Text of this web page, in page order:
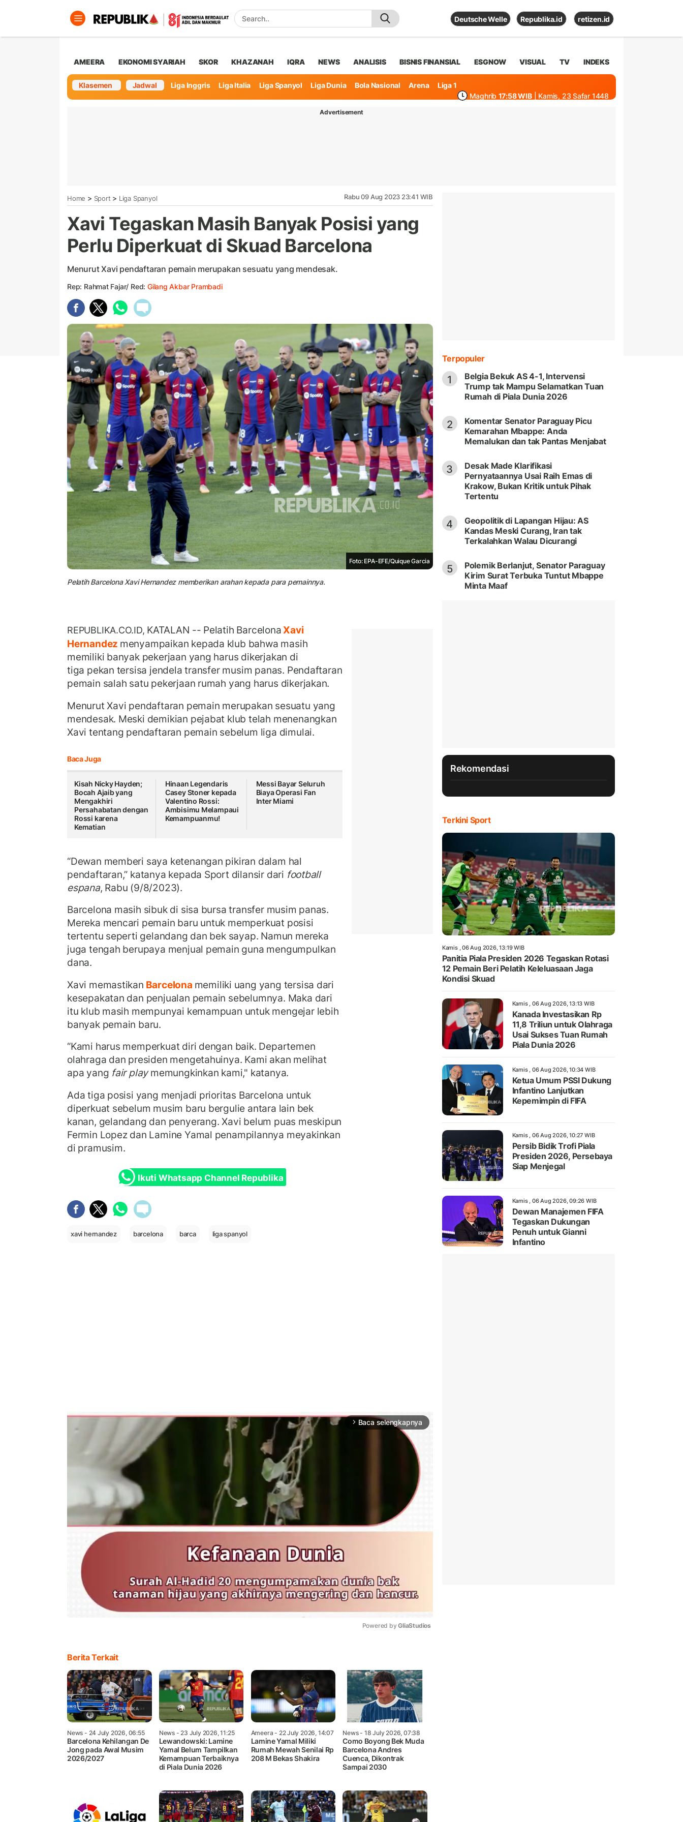
Deutsche Welle Republika.id retizen.id
AMEERA EKONOMI SYARIAH SKOR KHAZANAH IQRA NEWS ANALISIS BISNIS FINANSIAL ESGNOW VISUAL TV INDEKS
Klasemen Jadwal Liga Inggris Liga Italia Liga Spanyol Liga Dunia Bola Nasional Arena
Liga 1
Maghrib 17:58 WIB | Kamis, 23 Safar 1448
Advertisement
Home > Sport > Liga Spanyol Rabu 09 Aug 2023 23:41 WIB
Xavi Tegaskan Masih Banyak Posisi yang
Perlu Diperkuat di Skuad Barcelona
Menurut Xavi pendaftaran pemain merupakan sesuatu yang mendesak.
Rep: Rahmat Fajar/ Red: Gilang Akbar Prambadi
Foto: EPA-EFE/Quique Garcia
Pelatih Barcelona Xavi Hernandez memberikan arahan kepada para pemainnya.
REPUBLIKA.CO.ID, KATALAN -- Pelatih BarcelonaXavi
Hernandez menyampaikan kepada klub bahwa masih
memiliki banyak pekerjaan yang harus dikerjakan di
tiga pekan tersisa jendela transfer musim panas. Pendaftaran
pemain salah satu pekerjaan rumah yang harus dikerjakan.
Menurut Xavi pendaftaran pemain merupakan sesuatu yang
mendesak. Meski demikian pejabat klub telah menenangkan
Xavi tentang pendaftaran pemain sebelum liga dimulai.
Baca Juga
Kisah Nicky Hayden;
Bocah Ajaib yang
Mengakhiri
Persahabatan dengan
Rossi karena
Kematian
Hinaan Legendaris
Casey Stoner kepada
Valentino Rossi:
Ambisimu Melampaui
Kemampuanmu!
Messi Bayar Seluruh
Biaya Operasi Fan
Inter Miami
“Dewan memberi saya ketenangan pikiran dalam hal
pendaftaran,” katanya kepada Sport dilansir dari football
espana, Rabu (9/8/2023).
Barcelona masih sibuk di sisa bursa transfer musim panas.
Mereka mencari pemain baru untuk memperkuat posisi
tertentu seperti gelandang dan bek sayap. Namun mereka
juga tengah berupaya menjual pemain guna mengumpulkan
dana.
Xavi memastikan Barcelona memiliki uang yang tersisa dari
kesepakatan dan penjualan pemain sebelumnya. Maka dari
itu klub masih mempunyai kemampuan untuk mengejar lebih
banyak pemain baru.
“Kami harus memperkuat diri dengan baik. Departemen
olahraga dan presiden mengetahuinya. Kami akan melihat
apa yang fair playmemungkinkan kami," katanya.
Ada tiga posisi yang menjadi prioritas Barcelona untuk
diperkuat sebelum musim baru bergulie antara lain bek
kanan, gelandang dan penyerang. Xavi belum puas meskipun
Fermin Lopez dan Lamine Yamal penampilannya meyakinkan
di pramusim.
Ikuti Whatsapp Channel Republika
xavi hernandez barcelona barca liga spanyol
arrow_forward_ios Baca selengkapnya
Powered by GliaStudios
Berita Terkait
News - 24 July 2026, 06:55
Barcelona Kehilangan De
Jong pada Awal Musim
2026/2027
News- 23 July 2026, 11:25
Lewandowski: Lamine
Yamal Belum Tampilkan
Kemampuan Terbaiknya
di Piala Dunia 2026
Ameera - 22 July 2026, 14:07
Lamine Yamal Miliki
Rumah Mewah Senilai Rp
208 M Bekas Shakira
News- 18 July 2026, 07:38
Como Boyong Bek Muda
Barcelona Andres
Cuenca, Dikontrak
Sampai 2030
Terpopuler
1
Belgia Bekuk AS 4-1, Intervensi
Trump tak Mampu Selamatkan Tuan
Rumah di Piala Dunia 2026
2
Komentar Senator Paraguay Picu
Kemarahan Mbappe: Anda
Memalukan dan tak Pantas Menjabat
3
Desak Made Klarifikasi
Pernyataannya Usai Raih Emas di
Krakow, Bukan Kritik untuk Pihak
Tertentu
4
Geopolitik di Lapangan Hijau: AS
Kandas Meski Curang, Iran tak
Terkalahkan Walau Dicurangi
5
Polemik Berlanjut, Senator Paraguay
Kirim Surat Terbuka Tuntut Mbappe
Minta Maaf
Rekomendasi
Terkini Sport
Kamis , 06 Aug 2026, 13:19 WIB
Panitia Piala Presiden 2026 Tegaskan Rotasi
12 Pemain Beri Pelatih Keleluasaan Jaga
Kondisi Skuad
Kamis , 06 Aug 2026, 13:13 WIB
Kanada Investasikan Rp
11,8 Triliun untuk Olahraga
Usai Sukses Tuan Rumah
Piala Dunia 2026
Kamis , 06 Aug 2026, 10:34 WIB
Ketua Umum PSSI Dukung
Infantino Lanjutkan
Kepemimpin di FIFA
Kamis , 06 Aug 2026, 10:27 WIB
Persib Bidik Trofi Piala
Presiden 2026, Persebaya
Siap Menjegal
Kamis , 06 Aug 2026, 09:26 WIB
Dewan Manajemen FIFA
Tegaskan Dukungan
Penuh untuk Gianni
Infantino